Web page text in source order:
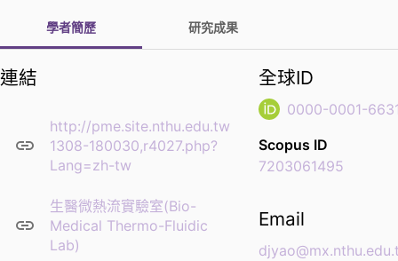
學者簡歷 研究成果
連結
http://pme.site.nthu.edu.tw/p/406-
1308-180030,r4027.php?
Lang=zh-tw
生醫微熱流實驗室(Bio-
Medical Thermo-Fluidic
Lab)
全球ID
0000-0001-
Scopus ID
7203061495
Email